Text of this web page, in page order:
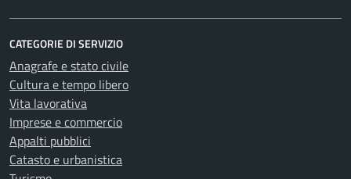
CATEGORIE DI SERVIZIO
Anagrafe e stato civile
Cultura e tempo libero
Vita lavorativa
Imprese e commercio
Appalti pubblici
Catasto e urbanistica